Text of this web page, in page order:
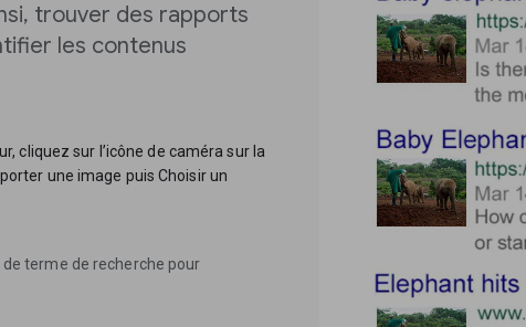
trouver des rapports
les contenus
cliquez sur l’icône de caméra sur la
une image puis Choisir un
terme de recherche pour